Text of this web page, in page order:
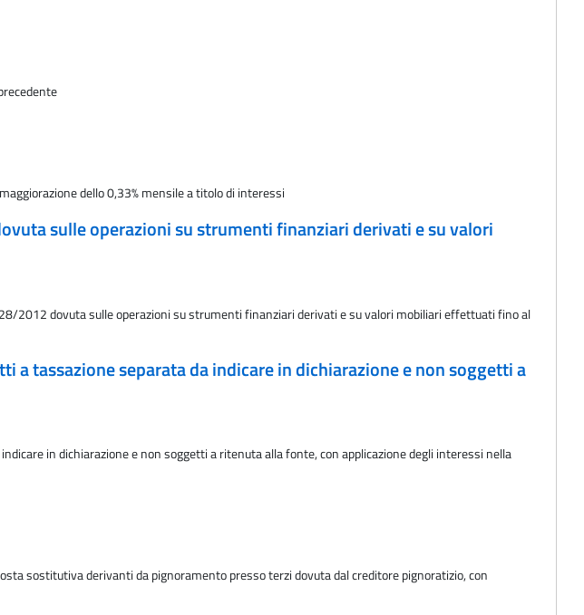
dello 0,33% mensile a titolo di interessi
sulle operazioni su strumenti finanziari derivati e su valori
2012 dovuta sulle operazioni su strumenti finanziari derivati e su valori mobiliari effettuati fino al
tassazione separata da indicare in dichiarazione e non soggetti a
in dichiarazione e non soggetti a ritenuta alla fonte, con applicazione degli interessi nella
sostitutiva derivanti da pignoramento presso terzi dovuta dal creditore pignoratizio, con